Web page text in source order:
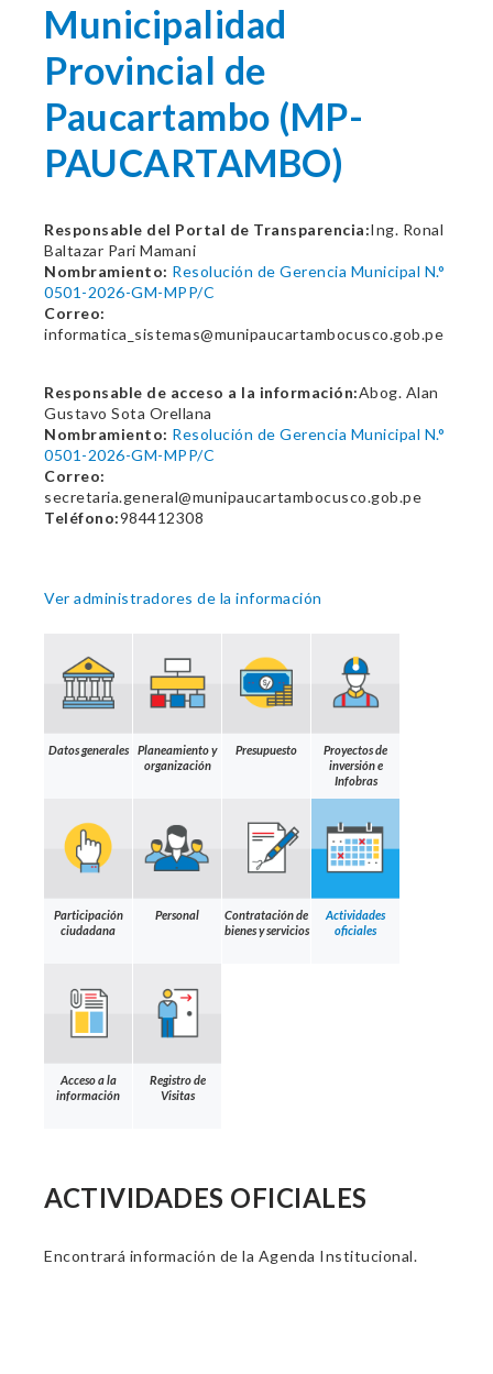
Municipalidad
Provincial de
Paucartambo (MP-
PAUCARTAMBO)
Responsable del Portal de Transparencia:Ing. Ronal
Baltazar Pari Mamani
Nombramiento: Resolución de Gerencia Municipal N.°
0501-2026-GM-MPP/C
Correo:
informatica_sistemas@munipaucartambocusco.gob.pe
Responsable de acceso a la información:Abog. Alan
Gustavo Sota Orellana
Nombramiento: Resolución de Gerencia Municipal N.°
0501-2026-GM-MPP/C
Correo:
secretaria.general@munipaucartambocusco.gob.pe
Teléfono:984412308
Ver administradores de la información
Datos generales
Planeamiento y
organización
Presupuesto
Proyectos de
inversión e
Infobras
Participación
ciudadana
Personal
Contratación de
bienes y servicios
Actividades
oficiales
Acceso a la
información
Registro de
Visitas
ACTIVIDADES OFICIALES
Encontrará información de la Agenda Institucional.